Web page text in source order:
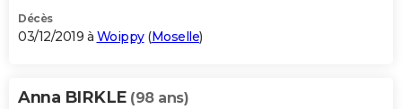
Décès
03/12/2019 à Woippy(Moselle)
Anna BIRKLE (98 ans)